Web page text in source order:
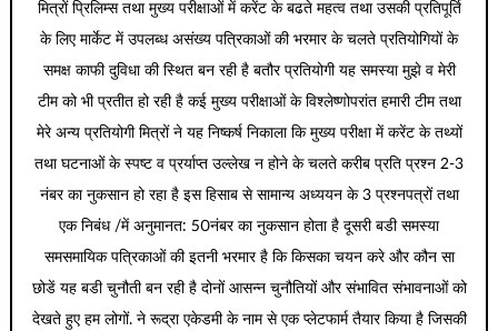
मित्रों प्रिलिम्स तथा मुख्य परीक्षाओं में करेंट के बढते महत्व तथा उसकी प्रतिपूर्ति
के लिए मार्केट में उपलब्ध असंख्य पत्रिकाओं की भरमार के चलते प्रतियोगियों के
समक्ष काफी दुविधा की स्थित बन रही है बतौर प्रतियोगी यह समस्या मुझे व मेरी
टीम को भी प्रतीत हो रही है कई मुख्य परीक्षाओं के विश्लेष्णोपरांत हमारी टीम तथा
मेरे अन्य प्रतियोगी मित्रों ने यह निष्कर्ष निकाला कि मुख्य परीक्षा में करेंट के तथ्यों
तथा घटनाओं के स्पष्ट व प्रर्याप्त उल्लेख न होने के चलते करीब प्रति प्रश्न 2-3
नंबर का नुकसान हो रहा है इस हिसाब से सामान्य अध्ययन के 3 प्रश्नपत्रों तथा
एक निबंध /में अनुमानत: 50नंबर का नुकसान होता है दूसरी बडी समस्या
समसमायिक पत्रिकाओं की इतनी भरमार है कि किसका चयन करे और कौन सा
छोडें यह बडी चुनौती बन रही है दोनों आसन्न चुनौतियों और संभावित संभावनाओं को
देखते हुए हम लोगों. ने रूद्रा एकेडमी के नाम से एक प्लेटफार्म तैयार किया है जिसकी